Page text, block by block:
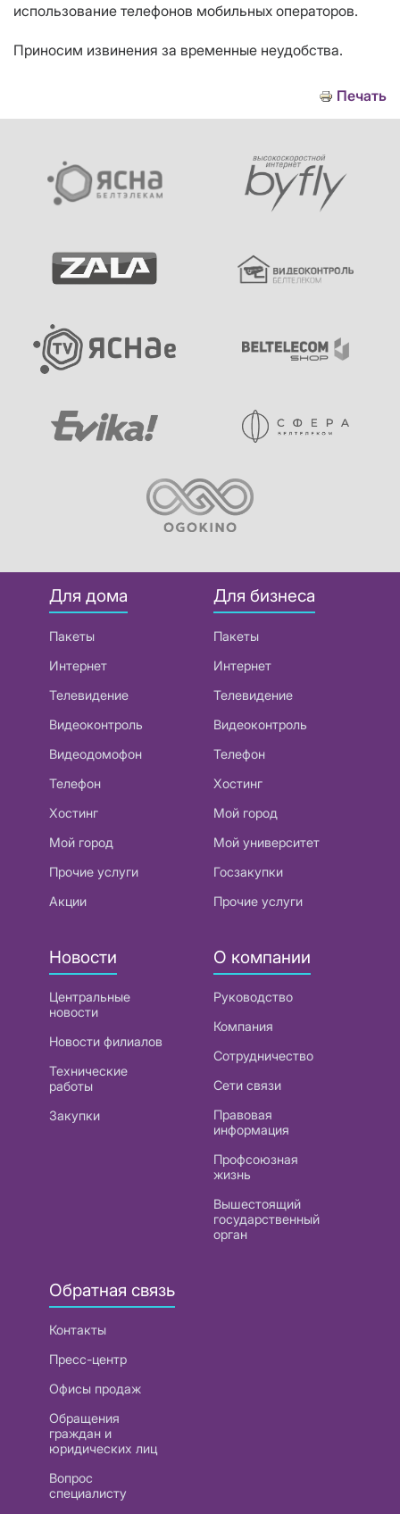
использование телефонов мобильных операторов.
Приносим извинения за временные неудобства.
Печать
Для дома
Пакеты
Интернет
Телевидение
Видеоконтроль
Видеодомофон
Телефон
Хостинг
Мой город
Прочие услуги
Акции
Для бизнеса
Пакеты
Интернет
Телевидение
Видеоконтроль
Телефон
Хостинг
Мой город
Мой университет
Госзакупки
Прочие услуги
Новости
Центральные
новости
Новости филиалов
Технические
работы
Закупки
О компании
Руководство
Компания
Сотрудничество
Сети связи
Правовая
информация
Профсоюзная
жизнь
Вышестоящий
государственный
орган
Обратная связь
Контакты
Пресс-центр
Офисы продаж
Обращения
граждан и
юридических лиц
Вопрос
специалисту